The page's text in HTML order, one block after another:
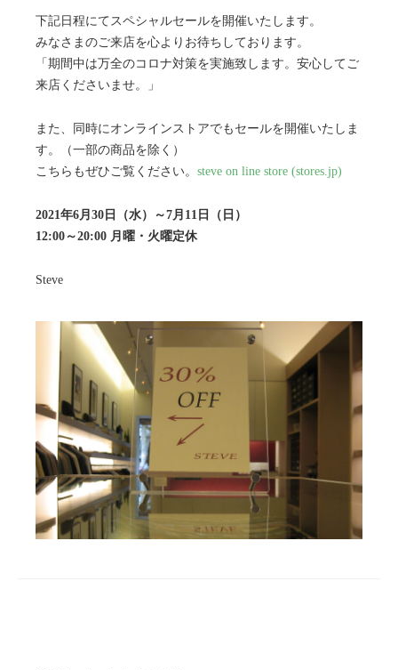
下記日程にてスペシャルセールを開催いたします。
みなさまのご来店を心よりお待ちしております。
「期間中は万全のコロナ対策を実施致します。安心してご
来店くださいませ。」
また、同時にオンラインストアでもセールを開催いたしま
す。（一部の商品を除く）
こちらもぜひご覧ください。steve on line store (stores.jp)
2021年6月30日（水）～7月11日（日）
12:00～20:00 月曜・火曜定休
Steve